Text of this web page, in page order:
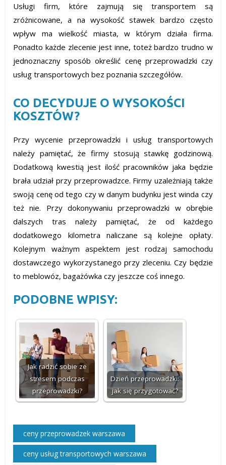
Usługi firm, które zajmują się transportem są
zróżnicowane, a na wysokość stawek bardzo często
wpływ ma wielkość miasta, w którym działa firma.
Ponadto każde zlecenie jest inne, toteż bardzo trudno w
jednoznaczny sposób określić cenę przeprowadzki czy
usług transportowych bez poznania szczegółów.
CO DECYDUJE O WYSOKOŚCI
KOSZTÓW?
Przy wycenie przeprowadzki i usług transportowych
należy pamiętać, że firmy stosują stawkę godzinową.
Dodatkową kwestią jest ilość pracowników jaka będzie
brała udział przy przeprowadzce. Firmy uzależniają także
swoją cenę od tego czy w danym budynku jest winda czy
też nie. Przy dokonywaniu przeprowadzki w obrębie
dalszych tras należy pamiętać, że od każdego
dodatkowego kilometra naliczane są kolejne opłaty.
Kolejnym ważnym aspektem jest rodzaj samochodu
dostawczego wykorzystanego przy zleceniu. Czy będzie
to meblowóz, bagażówka czy jeszcze coś innego.
PODOBNE WPISY:
Jak radzić sobie ze
stresem podczas
przeprowadzki?
Dzień przeprowadzki:
jak się przygotować?
ceny przeprowadzek warszawa
ceny usług transportowych warszawa